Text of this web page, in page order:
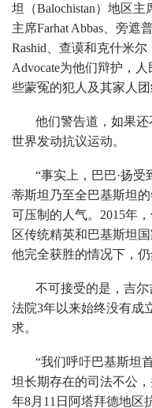
坦（Balochistan）地区主
主席Farhat Abbas、旁遮
Rashid、查谟和克什米尔
Advocate为他们辩护，
些蒙冤的犯人及其家人团
他们警告道，如果
世界发动抗议运动。
“事实上，巴巴·扬
蒂斯坦乃至全巴基斯坦
可压制的人气。2015年
区传统精英和巴基斯坦国
他完全获胜的情况下，
不可接受的是，吉
法院3年以来始终没有成
求。
“我们呼吁巴基斯坦
坦长期存在的司法不公
年8月11日阿塔拜德地区